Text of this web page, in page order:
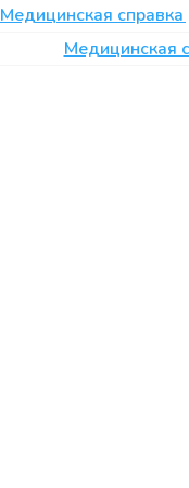
Медицинская справка
Медицинская